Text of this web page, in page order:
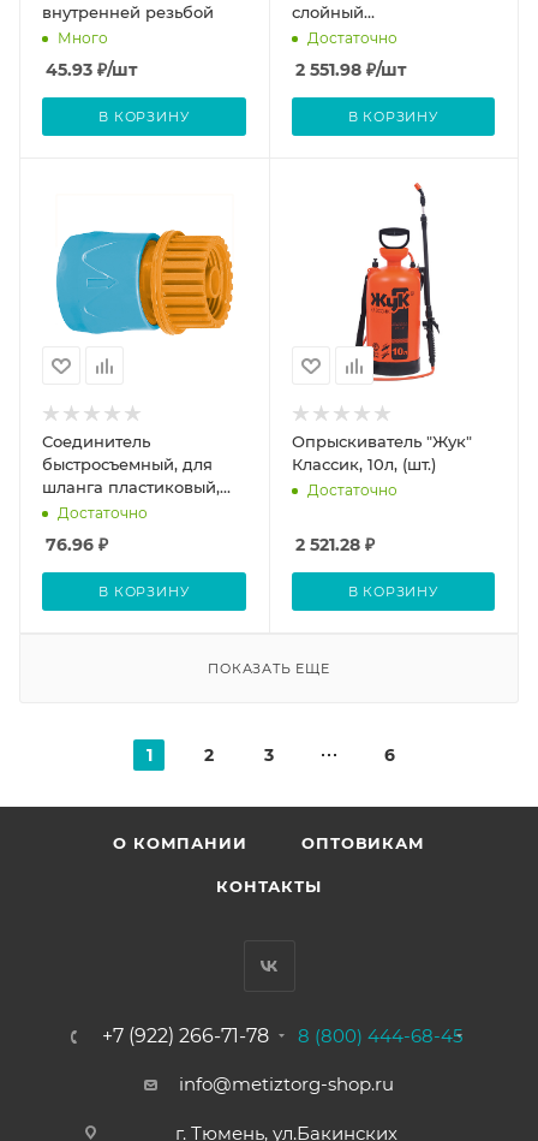
внутренней резьбой
Много
45.93 ₽/шт
В КОРЗИНУ
слойный
армированный, набор
коннекторов, 1,85мм, D
3/4", 20м
Достаточно
2 551.98₽/шт
В КОРЗИНУ
Соединитель
быстросъемный, для
шланга пластиковый,
внутренняя резьба, 3/4"
Достаточно
76.96 ₽
В КОРЗИНУ
Опрыскиватель "Жук"
Классик, 10л, (шт.)
Достаточно
2 521.28₽
В КОРЗИНУ
ПОКАЗАТЬ ЕЩЕ
1 2 3 6
О КОМПАНИИ ОПТОВИКАМ
КОНТАКТЫ
+7 (922) 266-71-78 8 (800) 444-68-45
info@metiztorg-shop.ru
г. Тюмень, ул.Бакинских